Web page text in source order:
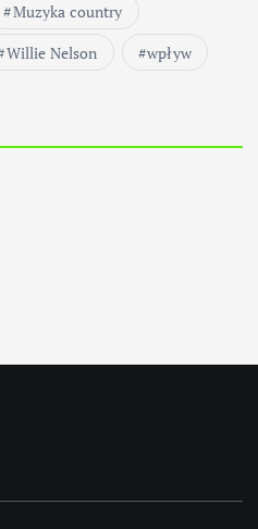
Muzyka country
Willie Nelson wpływ